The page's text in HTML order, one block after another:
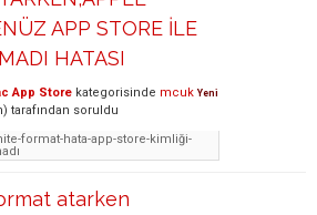
APP STORE İLE
HATASI
App Store kategorisinde mcuk Yeni
tarafından soruldu
format-hata-app-store-kimliği-
atarken